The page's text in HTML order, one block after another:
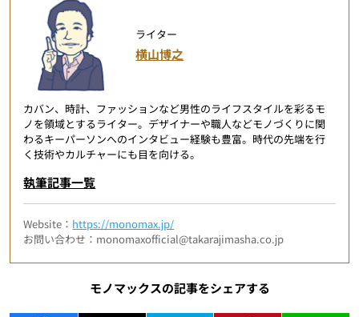
ライター
横山博之
カバン、時計、ファッションなど男性のライフスタイルを彩るモ
ノを領域とするライター。デザイナーや職人などモノづくりに関
わるキーパーソンへのインタビュー経験も豊富。時代の先端を行
く技術やカルチャーにも目を向ける。
執筆記事一覧
Website： https://monomax.jp/
お問い合わせ：monomaxofficial@takarajimasha.co.jp
モノマックスの記事をシェアする